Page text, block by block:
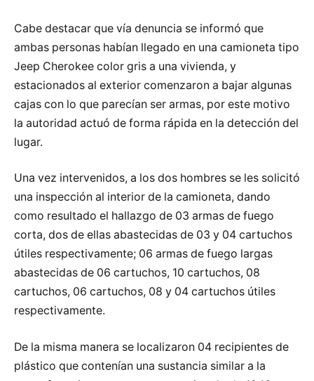
Cabe destacar que vía denuncia se informó que
ambas personas habían llegado en una camioneta tipo
Jeep Cherokee color gris a una vivienda, y
estacionados al exterior comenzaron a bajar algunas
cajas con lo que parecían ser armas, por este motivo
la autoridad actuó de forma rápida en la detección del
lugar.
Una vez intervenidos, a los dos hombres se les solicitó
una inspección al interior de la camioneta, dando
como resultado el hallazgo de 03 armas de fuego
corta, dos de ellas abastecidas de 03 y 04 cartuchos
útiles respectivamente; 06 armas de fuego largas
abastecidas de 06 cartuchos, 10 cartuchos, 08
cartuchos, 06 cartuchos, 08 y 04 cartuchos útiles
respectivamente.
De la misma manera se localizaron 04 recipientes de
plástico que contenían una sustancia similar a la